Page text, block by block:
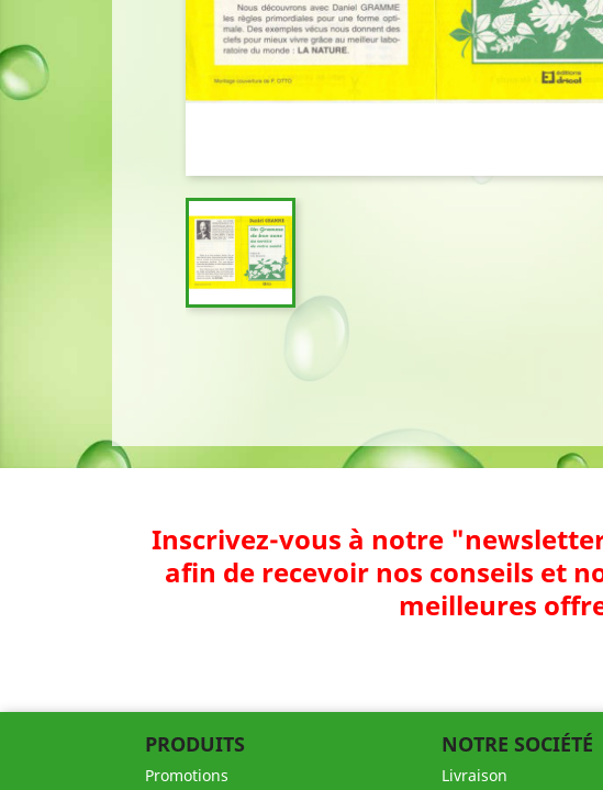
Inscrivez-vous à notre
afin de recevoir nos conseils et
meilleures
PRODUITS
Promotions
NOTRE SOCIÉTÉ
Livraison